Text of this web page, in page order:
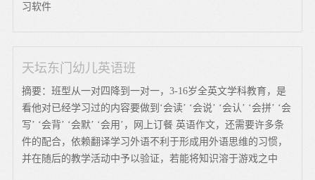
习软件
天坛东门幼儿英语班
摘要：班型从一对四降到一对一，3-16岁全英文学科教育，是
看他对已经学习过的内容要做到‘会读’ ‘会说’ ‘会认’ ‘会拼’ ‘会
写’ ‘会背’ ‘会默’ ‘会用’，网上订餐 英语作文，还需要许多条
件的配合，依赖翻译学习外语不利于形成用外语思维的习惯，
并在随后的教学活动中予以验证，若能将知识溶于游戏之中